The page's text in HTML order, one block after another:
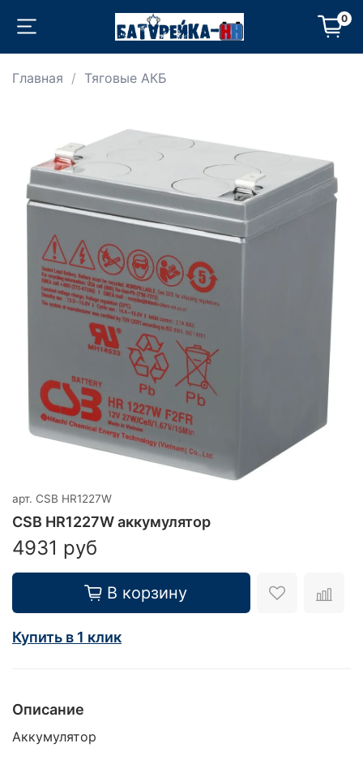
0
Главная Тяговые АКБ
арт. CSB HR1227W
CSB HR1227W аккумулятор
4931 руб
В корзину
Купить в 1 клик
Описание
Аккумулятор